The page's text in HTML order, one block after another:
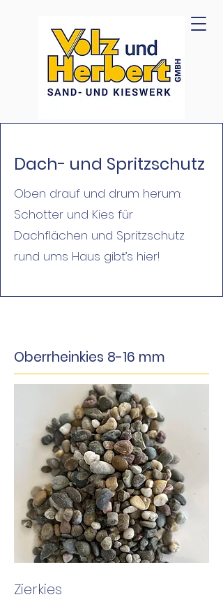
Dach- und Spritzschutz
Oben drauf und drum herum:
Schotter und Kies für
Dachflächen und Spritzschutz
rund ums Haus gibt’s hier!
Oberrheinkies 8-16 mm
Zierkies